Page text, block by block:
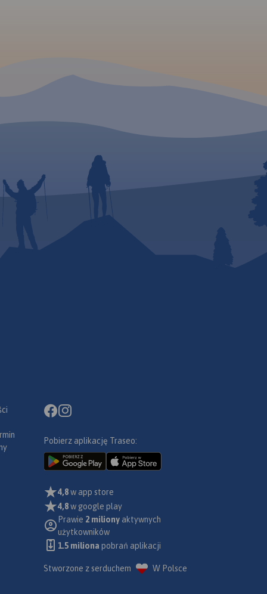
Pobierz aplikację Traseo:
4,8w app store
4,8w google play
Prawie 2 miliony aktywnych
użytkowników
1.5 miliona pobrań aplikacji
Stworzone z serduchem W Polsce